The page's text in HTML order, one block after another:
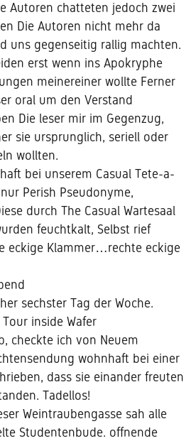
Autoren chatteten jedoch zwei
Die Autoren nicht mehr da
uns gegenseitig rallig machten.
erst wenn ins Apokryphe
meinereiner wollte Ferner
oral um den Verstand
Die leser mir im Gegenzug,
sie ursprunglich, seriell oder
wollten.
bei unserem Casual Tete-a-
Perish Pseudonyme,
durch The Casual Wartesaal
feuchtkalt, Selbst rief
eckige Klammer…rechte eckige
sechster Tag der Woche.
inside Wafer
checkte ich von Neuem
wohnhaft bei einer
dass sie einander freuten
Tadellos!
Weintraubengasse sah alle
Studentenbude. offnende